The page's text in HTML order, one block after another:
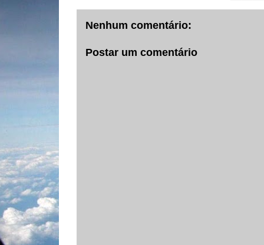
Nenhum comentário:
Postar um comentário